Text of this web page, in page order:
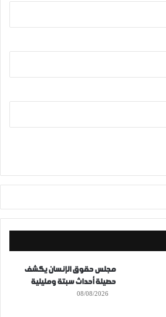
مجلس حقوق الإنسان يكشف
حصيلة أحداث سبتة ومليلية
08/08/2026